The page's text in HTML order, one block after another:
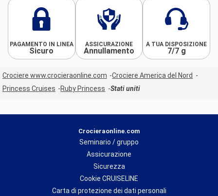
PAGAMENTO IN LINEA
Sicuro
ASSICURAZIONE
Annullamento
A TUA DISPOSIZIONE
7/7 g
Crociere www.crocieraonline.com
Crociere America del Nord
Princess Cruises
Ruby Princess Stati uniti
Crocieraonline.com
Seminario / gruppo
Assicurazione
Sicurezza
Cookie CRUISELINE
Carta di protezione dei dati personali